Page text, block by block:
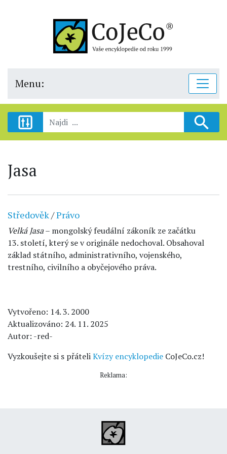
Menu:
Jasa
Středověk/Právo
Velká Jasa– mongolský feudální zákoník ze začátku
13. století, který se v originále nedochoval. Obsahoval
základ státního, administrativního, vojenského,
trestního, civilního a obyčejového práva.
Vytvořeno: 14. 3. 2000
Aktualizováno: 24. 11. 2025
Autor: -red-
Vyzkoušejte si s přáteliKvízy encyklopedie CoJeCo.cz!
Reklama: